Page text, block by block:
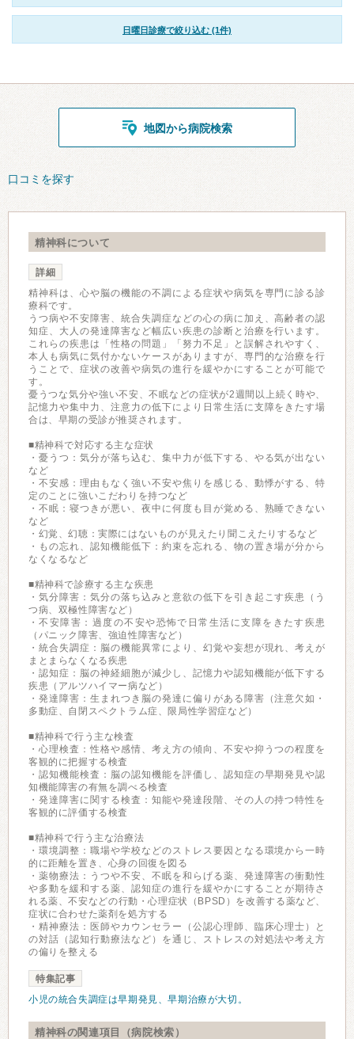
日曜日診療で絞り込む (1件)
地図から病院検索
口コミを探す
精神科について
詳細
精神科は、心や脳の機能の不調による症状や病気を専門に診る診
療科です。
うつ病や不安障害、統合失調症などの心の病に加え、高齢者の認
知症、大人の発達障害など幅広い疾患の診断と治療を行います。
これらの疾患は「性格の問題」「努力不足」と誤解されやすく、
本人も病気に気付かないケースがありますが、専門的な治療を行
うことで、症状の改善や病気の進行を緩やかにすることが可能で
す。
憂うつな気分や強い不安、不眠などの症状が2週間以上続く時や、
記憶力や集中力、注意力の低下により日常生活に支障をきたす場
合は、早期の受診が推奨されます。
■精神科で対応する主な症状
・憂うつ：気分が落ち込む、集中力が低下する、やる気が出ない
など
・不安感：理由もなく強い不安や焦りを感じる、動悸がする、特
定のことに強いこだわりを持つなど
・不眠：寝つきが悪い、夜中に何度も目が覚める、熟睡できない
など
・幻覚、幻聴：実際にはないものが見えたり聞こえたりするなど
・もの忘れ、認知機能低下：約束を忘れる、物の置き場が分から
なくなるなど
■精神科で診療する主な疾患
・気分障害：気分の落ち込みと意欲の低下を引き起こす疾患（う
つ病、双極性障害など）
・不安障害：過度の不安や恐怖で日常生活に支障をきたす疾患
（パニック障害、強迫性障害など）
・統合失調症：脳の機能異常により、幻覚や妄想が現れ、考えが
まとまらなくなる疾患
・認知症：脳の神経細胞が減少し、記憶力や認知機能が低下する
疾患（アルツハイマー病など）
・発達障害：生まれつき脳の発達に偏りがある障害（注意欠如・
多動症、自閉スペクトラム症、限局性学習症など）
■精神科で行う主な検査
・心理検査：性格や感情、考え方の傾向、不安や抑うつの程度を
客観的に把握する検査
・認知機能検査：脳の認知機能を評価し、認知症の早期発見や認
知機能障害の有無を調べる検査
・発達障害に関する検査：知能や発達段階、その人の持つ特性を
客観的に評価する検査
■精神科で行う主な治療法
・環境調整：職場や学校などのストレス要因となる環境から一時
的に距離を置き、心身の回復を図る
・薬物療法：うつや不安、不眠を和らげる薬、発達障害の衝動性
や多動を緩和する薬、認知症の進行を緩やかにすることが期待さ
れる薬、不安などの行動・心理症状（BPSD）を改善する薬など、
症状に合わせた薬剤を処方する
・精神療法：医師やカウンセラー（公認心理師、臨床心理士）と
の対話（認知行動療法など）を通じ、ストレスの対処法や考え方
の偏りを整える
特集記事
小児の統合失調症は早期発見、早期治療が大切。
精神科の関連項目（病院検索）